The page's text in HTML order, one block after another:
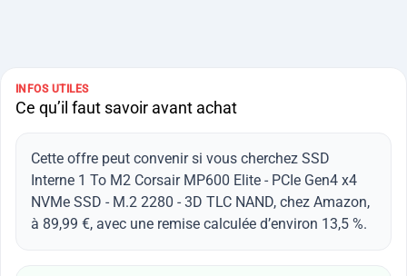
INFOS UTILES
Ce qu’il faut savoir avant achat
Cette offre peut convenir si vous cherchez SSD
Interne 1 To M2 Corsair MP600 Elite - PCIe Gen4 x4
NVMe SSD - M.2 2280 - 3D TLC NAND, chez Amazon,
à 89,99 €, avec une remise calculée d’environ 13,5 %.